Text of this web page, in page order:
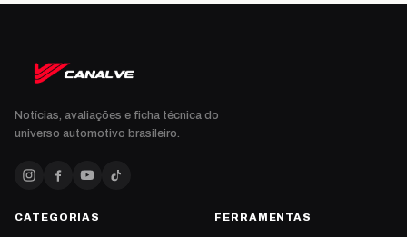
Notícias, avaliações e ficha técnica do
universo automotivo brasileiro.
CATEGORIAS FERRAMENTAS